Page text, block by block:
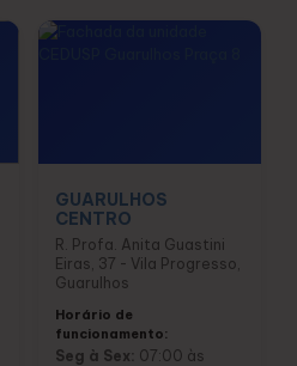
GUARULHOS
CENTRO
R. Profa. Anita Guastini
Eiras, 37 - Vila Progresso,
Guarulhos
Horário de
funcionamento:
Seg à Sex: 07:00 às